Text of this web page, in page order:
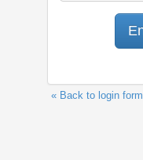
« Back to login form